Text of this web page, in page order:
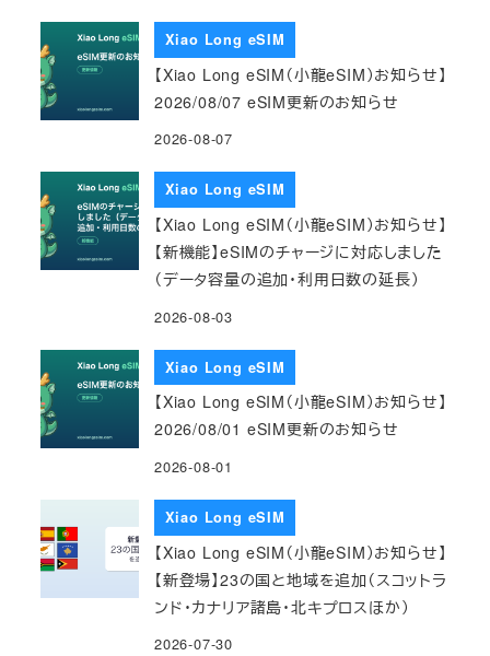
Xiao Long eSIM
【Xiao Long eSIM（小龍eSIM）お知らせ】
2026/08/07 eSIM更新のお知らせ
2026-08-07
Xiao Long eSIM
【Xiao Long eSIM（小龍eSIM）お知らせ】
【新機能】eSIMのチャージに対応しました
（データ容量の追加・利用日数の延長）
2026-08-03
Xiao Long eSIM
【Xiao Long eSIM（小龍eSIM）お知らせ】
2026/08/01 eSIM更新のお知らせ
2026-08-01
Xiao Long eSIM
【Xiao Long eSIM（小龍eSIM）お知らせ】
【新登場】23の国と地域を追加（スコットラ
ンド・カナリア諸島・北キプロスほか）
2026-07-30